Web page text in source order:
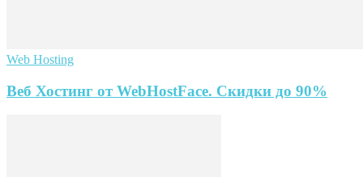
Web Hosting
Веб Хостинг от WebHostFace. Скидки до 90%